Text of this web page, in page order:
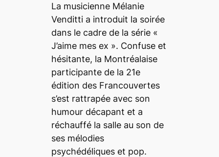
La musicienne Mélanie
Venditti a introduit la soirée
dans le cadre de la série «
J’aime mes ex ». Confuse et
hésitante, la Montréalaise
participante de la 21e
édition des Francouvertes
s’est rattrapée avec son
humour décapant et a
réchauffé la salle au son de
ses mélodies
psychédéliques et pop.